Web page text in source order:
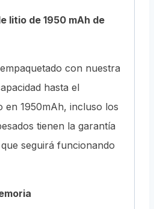
litio de 1950 mAh de
con nuestra
hasta el
en 1950mAh, incluso los
​​tienen la garantía
seguirá funcionando